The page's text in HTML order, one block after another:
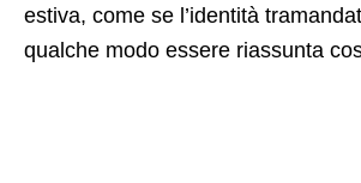
estiva, come se l’identità
qualche modo essere riassunta